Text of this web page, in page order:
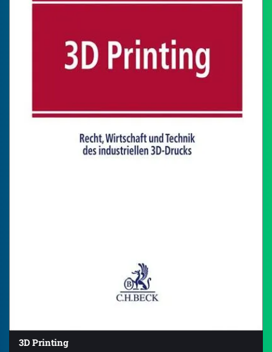
3D Printing